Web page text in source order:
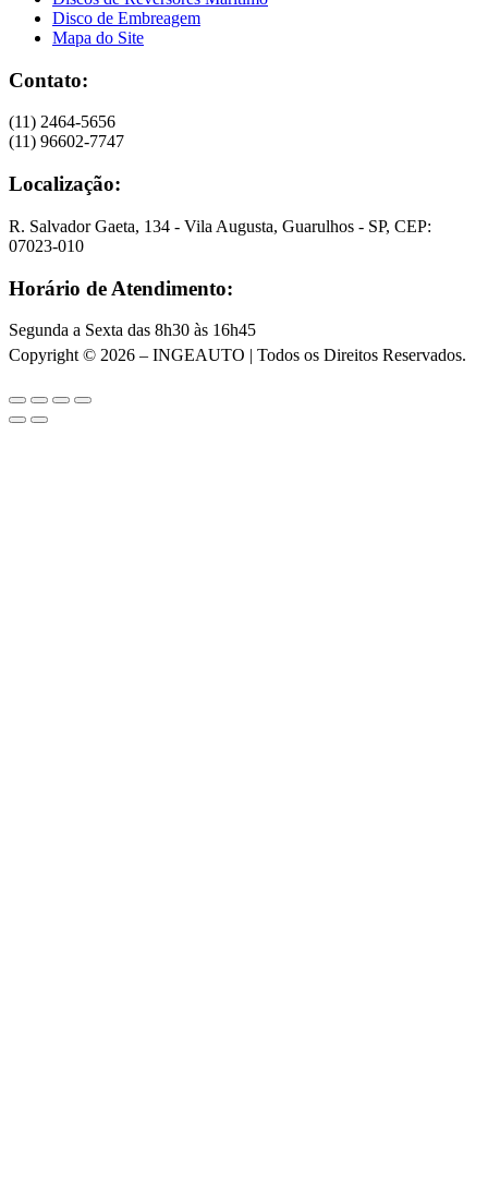
Disco de Embreagem
Mapa do Site
Contato:
(11) 2464-5656
(11) 96602-7747
Localização:
R. Salvador Gaeta, 134 - Vila Augusta, Guarulhos - SP, CEP:
07023-010
Horário de Atendimento:
Segunda a Sexta das 8h30 às 16h45
Copyright © 2026 – INGEAUTO | Todos os Direitos Reservados.